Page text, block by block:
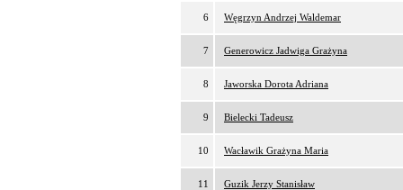
6 Węgrzyn Andrzej Waldemar
7 Generowicz Jadwiga Grażyna
8 Jaworska Dorota Adriana
9 Bielecki Tadeusz
10 Wacławik Grażyna Maria
11 Guzik Jerzy Stanisław